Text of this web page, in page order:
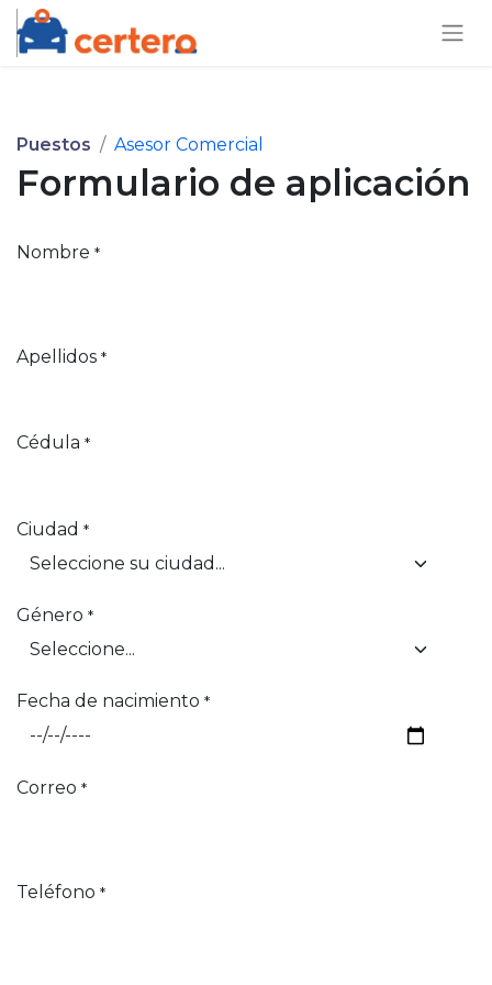
Puestos Asesor Comercial
Formulario de aplicación
Nombre *
Apellidos *
Cédula *
Ciudad *
Género *
Fecha de nacimiento *
Correo *
Teléfono *